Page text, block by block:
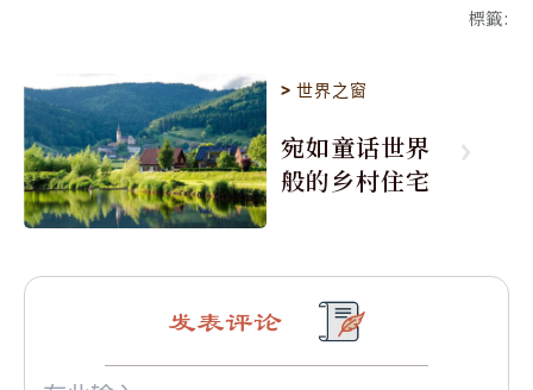
標籤:
>世界之窗
宛如童话世界
般的乡村住宅
发表评论